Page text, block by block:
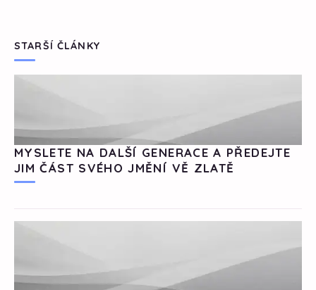
STARŠÍ ČLÁNKY
MYSLETE NA DALŠÍ GENERACE A PŘEDEJTE
JIM ČÁST SVÉHO JMĚNÍ VĚ ZLATĚ